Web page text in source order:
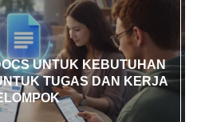
UNTUK KEBUTUHAN
TUGAS DAN KERJA